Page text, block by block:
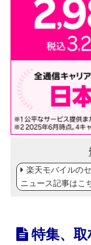
楽天モバイルの
ニュース記事はこ
特集、